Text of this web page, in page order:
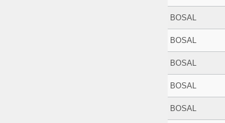
BOSAL
BOSAL
BOSAL
BOSAL
BOSAL